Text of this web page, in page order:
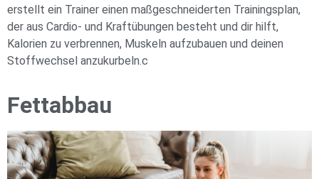
erstellt ein Trainer einen maßgeschneiderten Trainingsplan,
der aus Cardio- und Kraftübungen besteht und dir hilft,
Kalorien zu verbrennen, Muskeln aufzubauen und deinen
Stoffwechsel anzukurbeln.c
Fettabbau